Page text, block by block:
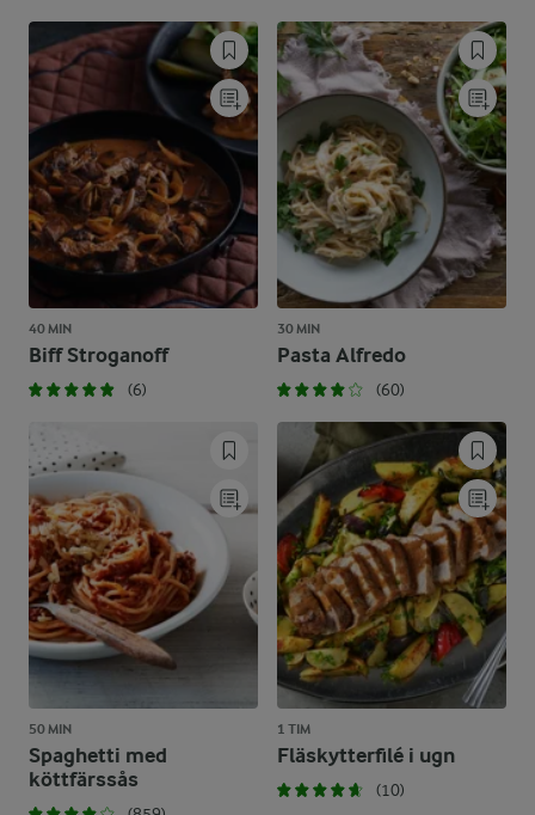
40 MIN
Biff Stroganoff
(6)
30 MIN
Pasta Alfredo
(60)
50 MIN
Spaghetti med
köttfärssås
1 TIM
Fläskytterfilé i ugn
(10)